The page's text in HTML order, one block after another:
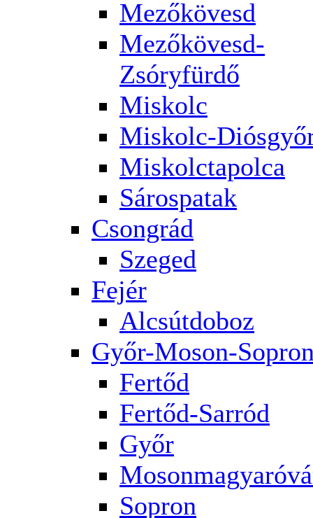
Mezőkövesd
Mezőkövesd-
Zsóryfürdő
Miskolc
Miskolc-
Miskolctapolca
Sárospatak
Csongrád
Szeged
Fejér
Alcsútdoboz
Győr-Moson-
Fertőd
Fertőd-Sarród
Győr
Sopron